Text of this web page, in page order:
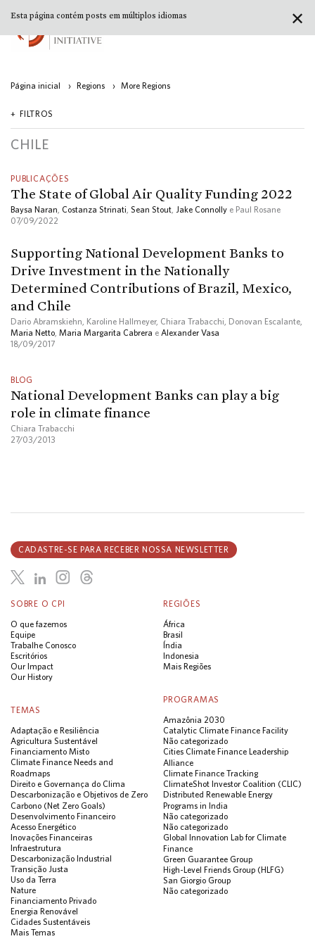
Página inicial › Regions › More Regions
FILTROS
CHILE
PUBLICAÇÕES
The State of Global Air Quality Funding 2022
Baysa Naran Costanza Strinati Sean Stout Jake Connolly e Paul Rosane
07/09/2022
Supporting National Development Banks to
Drive Investment in the Nationally
Determined Contributions of Brazil, Mexico,
and Chile
Dario Abramskiehn, Karoline Hallmeyer, Chiara Trabacchi, Donovan Escalante,
Maria Netto Maria Margarita Cabrera e Alexander Vasa
18/09/2017
BLOG
National Development Banks can play a big
role in climate finance
Chiara Trabacchi
27/03/2013
SOBRE O CPI
O que fazemos
Equipe
Trabalhe Conosco
Escritórios
Our Impact
Our History
REGIÕES
África
Brasil
Índia
Indonesia
Mais Regiões
TEMAS
Adaptação e Resiliência
Agricultura Sustentável
Financiamento Misto
Climate Finance Needs and
Roadmaps
Direito e Governança do Clima
Descarbonização e Objetivos de Zero
Carbono (Net Zero Goals)
Desenvolvimento Financeiro
Acesso Energético
Inovações Financeiras
Infraestrutura
Descarbonização Industrial
Transição Justa
Uso da Terra
Nature
Financiamento Privado
Energia Renovável
Cidades Sustentáveis
Mais Temas
PROGRAMAS
Amazônia 2030
Catalytic Climate Finance Facility
Não categorizado
Cities Climate Finance Leadership
Alliance
Climate Finance Tracking
ClimateShot Investor Coalition (CLIC)
Distributed Renewable Energy
Programs in India
Não categorizado
Não categorizado
Global Innovation Lab for Climate
Finance
Green Guarantee Group
High-Level Friends Group (HLFG)
San Giorgio Group
Não categorizado
CADASTRE-SE PARA RECEBER NOSSA NEWSLETTER
✕
Esta página contém posts em múltiplos idiomas